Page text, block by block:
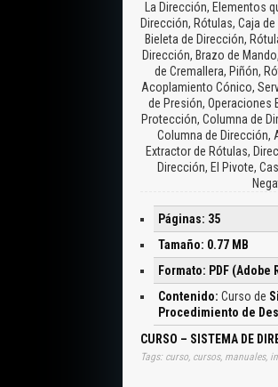
La Dirección, Elementos
Dirección, Rótulas, Caja
Bieleta de Dirección,
Dirección, Brazo de
de Cremallera, Piñón,
Acoplamiento Cónico,
de Presión, Operaciones
Protección, Columna de
Columna de Dirección,
Extractor de Rótulas,
Dirección, El Pivote,
Páginas: 35
Tamaño: 0.77 MB
Formato: PDF (Adobe
Contenido: Curso de
Procedimiento de
CURSO – SISTEMA DE